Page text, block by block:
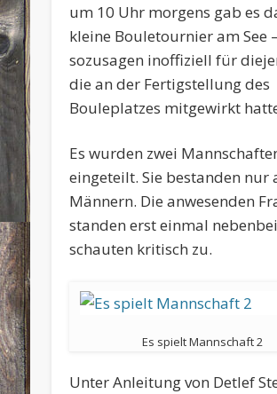
um 10 Uhr morgens gab es
kleine Bouletournier am See –
sozusagen inoffiziell für
die an der Fertigstellung des
Bouleplatzes mitgewirkt
Es wurden zwei
eingeteilt. Sie bestanden nur
Männern. Die anwesenden
standen erst einmal
schauten kritisch zu.
Es spielt Mannschaft 2
Unter Anleitung von Detlef